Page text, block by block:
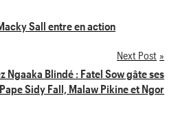
Sall entre en action
Next Post
Ngaaka Blindé : Fatel Sow gâte ses
Sidy Fall, Malaw Pikine et Ngor